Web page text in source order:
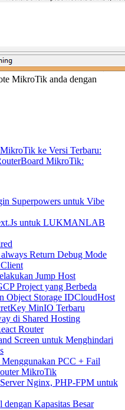
MikroTik anda dengan
ke Versi Terbaru:
MikroTik:
Superpowers untuk Vibe
untuk LUKMANLAB
Return Debug Mode
Jump Host
Project yang Berbeda
Object Storage IDCloudHost
MinIO Terbaru
di Shared Hosting
Router
Screen untuk Menghindari
PCC + Fail
MikroTik
Nginx, PHP-FPM untuk
Kapasitas Besar